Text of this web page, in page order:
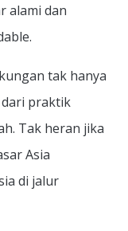
alami dan
tak hanya
praktik
Tak heran jika
Asia
di jalur